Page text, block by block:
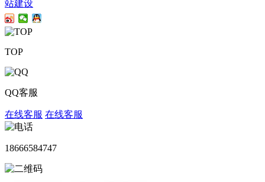
站建设
TOP
QQ客服
在线客服 在线客服
18666584747